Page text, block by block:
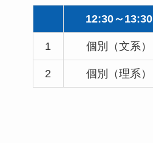
12:30～13:30
1 個別（文系）
2 個別（理系）